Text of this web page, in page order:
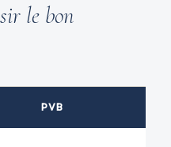
le bon
PVB